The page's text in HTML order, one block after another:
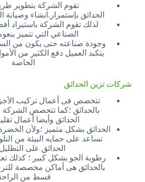
تقوم الشركة بتطوير
الحدائق بإستمرار.انشاء
لذلك تقوم الشركة باستيراد
الصناعي التي تتميز
وجودة صناعته حتى يكون من
يتكبد العميل دفع الكثير من
الخاصة
شركات تزين الحدائق
تتخصص فى أعمال تركيب
بالحدائق ؛كما تتخصص
الحدائق وأيضا أعمال
الحدائق بشكل متميز ؛ولأن
تساعد على حمايه البيئة من
الحدائق على
رطوبة الجو بشكل كبير ؛ كذلك
بالحدائق هى أماكن مخصصة
قسط من